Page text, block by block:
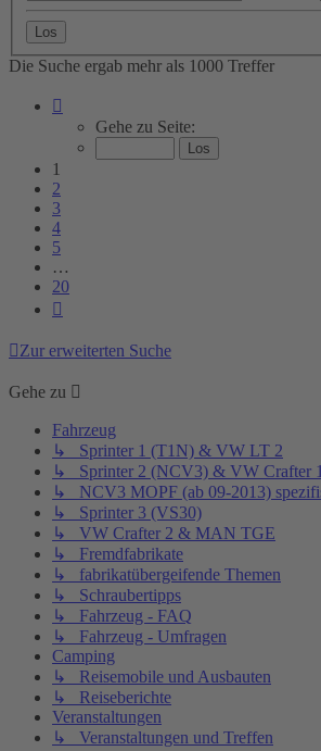
Die Suche ergab mehr als 1000 Treffer
von
Gehe zu Seite:
1
2
3
4
5
…
20
Zur erweiterten Suche
Gehe zu
Fahrzeug
↳ Sprinter 1 (T1N) & VW LT 2
↳ Sprinter 2 (NCV3) & VW Crafter 1
↳ NCV3 MOPF (ab 09-2013)
↳ Sprinter 3 (VS30)
↳ VW Crafter 2 & MAN TGE
↳ Fremdfabrikate
↳ fabrikatübergeifende Themen
↳ Schraubertipps
↳ Fahrzeug - FAQ
↳ Fahrzeug - Umfragen
Camping
↳ Reisemobile und Ausbauten
↳ Reiseberichte
Veranstaltungen
↳ Veranstaltungen und Treffen